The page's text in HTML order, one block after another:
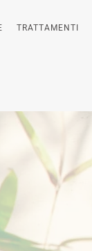
TRATTAMENTI